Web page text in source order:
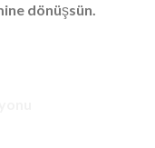
dönüşsün.